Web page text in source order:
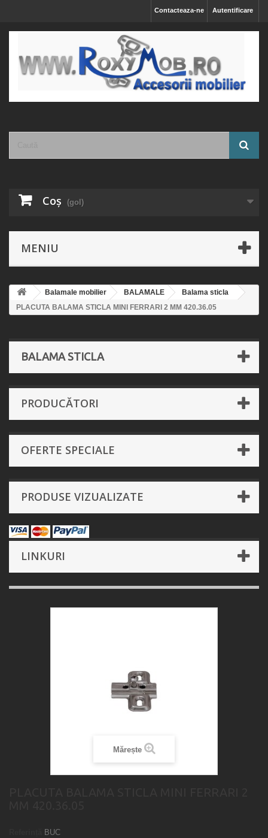
Autentificare
Contacteaza-ne
Coş (gol)
MENIU
Balamale mobilier BALAMALE
Balama sticla
PLACUTA BALAMA STICLA MINI FERRARI 2 MM 420.36.05
BALAMA STICLA
PRODUCĂTORI
OFERTE SPECIALE
PRODUSE VIZUALIZATE
LINKURI
Mărește
BUC